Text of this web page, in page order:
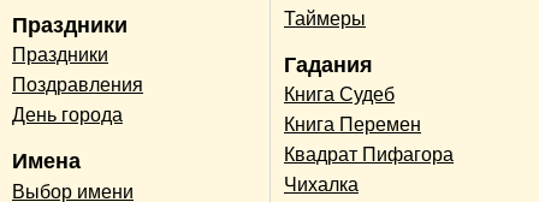
Праздники
Праздники
Поздравления
День города
Имена
Выбор имени
Таймеры
Гадания
Книга Судеб
Книга Перемен
Квадрат Пифагора
Чихалка